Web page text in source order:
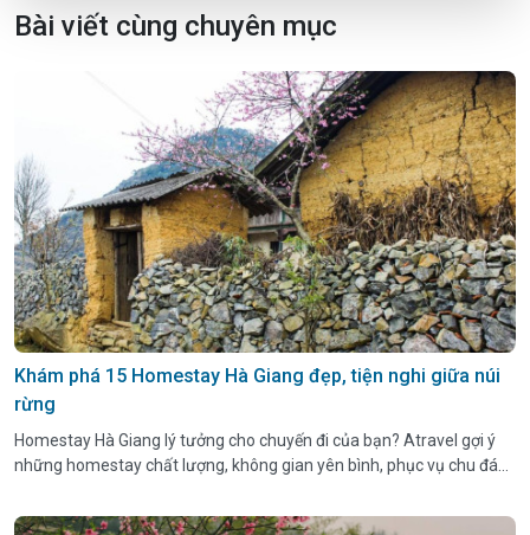
Bài viết cùng chuyên mục
Khám phá 15 Homestay Hà Giang đẹp, tiện nghi giữa núi
rừng
Homestay Hà Giang lý tưởng cho chuyến đi của bạn? Atravel gợi ý
những homestay chất lượng, không gian yên bình, phục vụ chu đáo